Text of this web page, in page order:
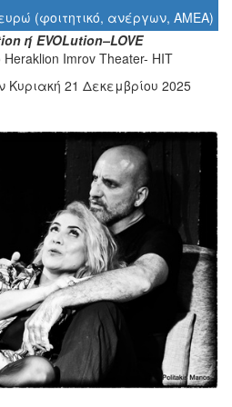
(φοιτητικό, ανέργων, ΑΜΕΑ)
ήEVOLution–LOVE
Imrov Theater- HIT
Κυριακή 21 Δεκεμβρίου 2025